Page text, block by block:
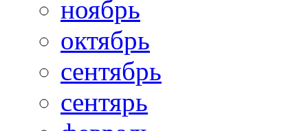
ноябрь
октябрь
сентябрь
сентярь